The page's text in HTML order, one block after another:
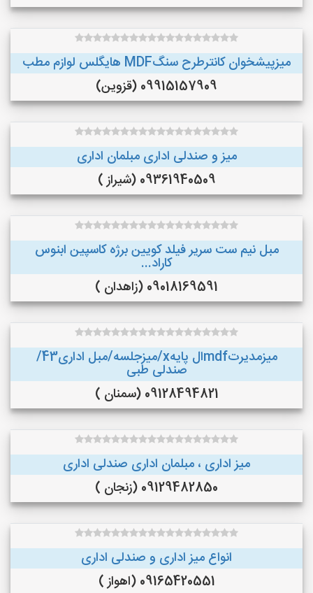
میزپیشخوان کانترطرح سنگMDF هایگلس لوازم مطب
09915157909 (قزوین)
میز و صندلی اداری مبلمان اداری
09361940509 (شیراز )
مبل نیم ست سریر فیلد کویین برژه کاسپین ابنوس
کاراد...
09018169591 (زاهدان )
میزمدیرتmdfال پایهx/میزجلسه/مبل اداری43/
صندلی طبی
09128494821 (سمنان )
میز اداری ، مبلمان اداری صندلی اداری
09129482850 (زنجان )
انواع میز اداری و صندلی اداری
09165420551 (اهواز )